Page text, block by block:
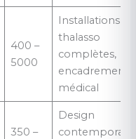
400 –
5000
Installations
thalasso
complètes,
encadrement
médical
350 –
Design
contemporain,